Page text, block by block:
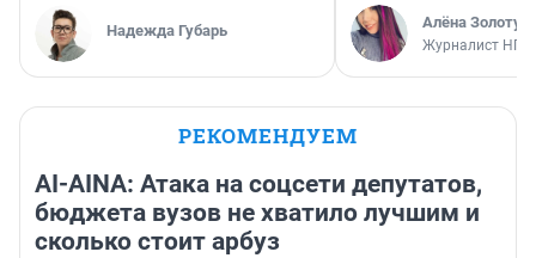
Надежда Губарь Алёна
Журналист НГС
РЕКОМЕНДУЕМ
AI-AINA: Атака на соцсети депутатов,
бюджета вузов не хватило лучшим и
сколько стоит арбуз